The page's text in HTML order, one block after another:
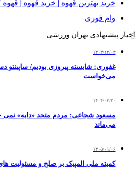
خرید بهترین قهوه | خرید قهوه | قهوه
وام فوری
اخبار پیشنهادی تهران ورزشی
۱۴۰۳/۱۲/۰۳
غفوری: شایسته پیروزی بودیم/ ساپینتو
می‌خواست
۱۴۰۴/۰۳/۳۰
مسعود شجاعی: مردم متحد «دایه» نمی
می‌ماند
۱۴۰۵/۰۱/۰۶
کمیته ملی المپیک بر صلح و مسئولیت